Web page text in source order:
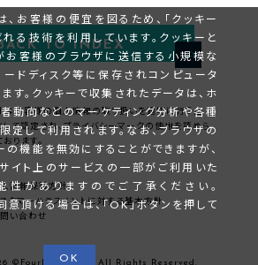
TO INDEX
はお客様の個人情報の取り扱いを適切に行う企
して認定され、プライバシーマークの使用を認めら
おります。
人情報保護方針
スタマーハラスメントに対する基本方針
問い合わせ
©FourLife Group All Rights Reserved.
、お客様の便宜を図るため、「クッキー
る技術を利用しています。クッキーと
お客様のブラウザに送信する小規模な
ードディスク等に保存されコンピュータ
す。クッキーで収集されたデータは、ホ
動向などのマーケティング分析や各種
定して利用されます。なお、ブラウザの
の機能を無効にすることができますが、
イト上のサービスの一部がご利用いた
性がありますのでご了承ください。
頂ける場合は、「OK」ボタンを押して
OK